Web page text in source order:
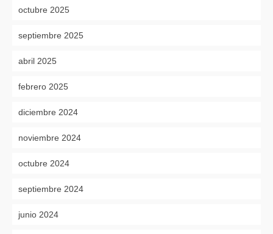
octubre 2025
septiembre 2025
abril 2025
febrero 2025
diciembre 2024
noviembre 2024
octubre 2024
septiembre 2024
junio 2024